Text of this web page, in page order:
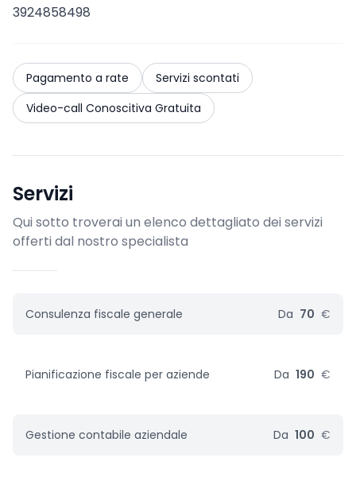
3924858498
Pagamento a rate
Servizi scontati
Video-call Conoscitiva Gratuita
Servizi
Qui sotto troverai un elenco dettagliato dei servizi
offerti dal nostro specialista
Consulenza fiscale generale Da 70 €
Pianificazione fiscale per aziende Da 190 €
Gestione contabile aziendale Da 100 €